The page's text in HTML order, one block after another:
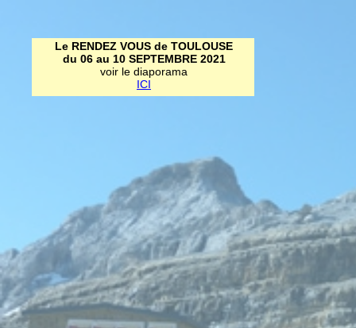
Le RENDEZ VOUS de TOULOUSE
du 06 au 10 SEPTEMBRE 2021
voir le diaporama
ICI